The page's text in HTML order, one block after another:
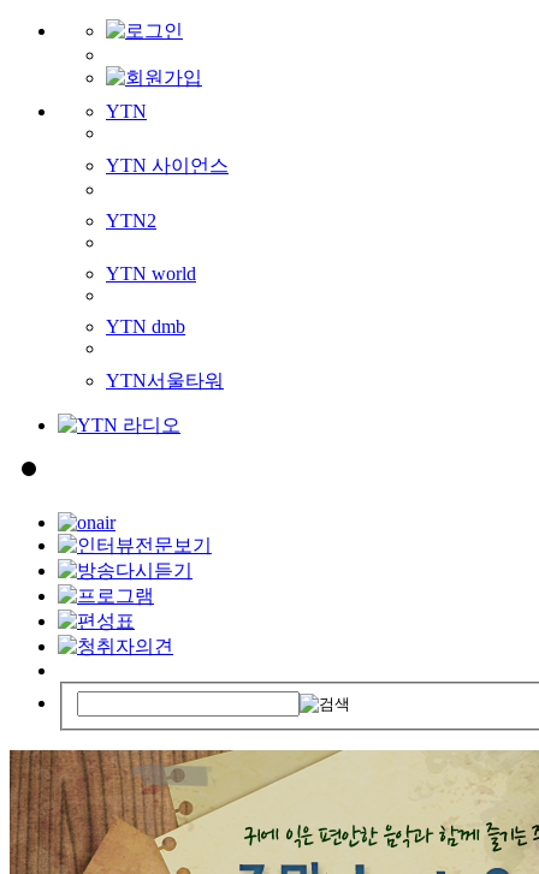
YTN
YTN 사이언스
YTN2
YTN world
YTN dmb
YTN서울타워